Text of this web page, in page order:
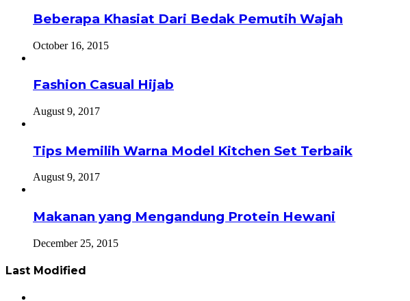
Beberapa Khasiat Dari Bedak Pemutih Wajah
October 16, 2015
Fashion Casual Hijab
August 9, 2017
Tips Memilih Warna Model Kitchen Set Terbaik
August 9, 2017
Makanan yang Mengandung Protein Hewani
December 25, 2015
Last Modified